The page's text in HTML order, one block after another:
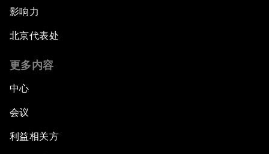
影响力
北京代表处
更多内容
中心
会议
利益相关方